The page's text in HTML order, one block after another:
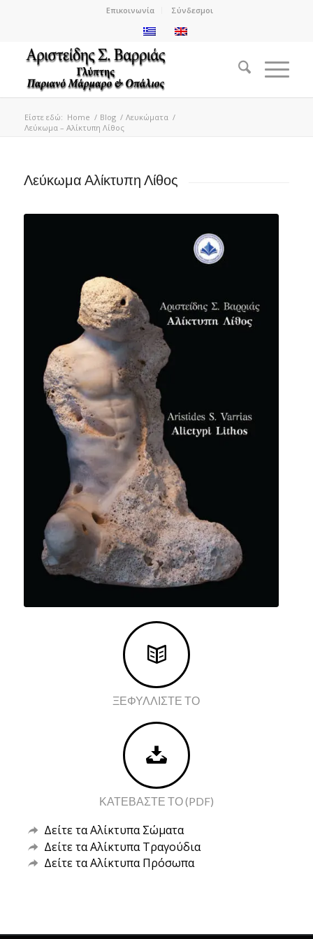
Επικοινωνία Σύνδεσμοι
Είστε εδώ: Home / Blog / Λευκώματα /
Λεύκωμα – Αλίκτυπη Λίθος
Λεύκωμα Αλίκτυπη Λίθος
ΞΕΦΥΛΛΙΣΤΕ ΤΟ
ΚΑΤΕΒΆΣΤΕ ΤΟ (PDF)
Δείτε τα Αλίκτυπα Σώματα
Δείτε τα Αλίκτυπα Τραγούδια
Δείτε τα Αλίκτυπα Πρόσωπα